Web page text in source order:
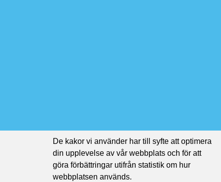
De kakor vi använder har till syfte att optimera
din upplevelse av vår webbplats och för att
göra förbättringar utifrån statistik om hur
webbplatsen används.